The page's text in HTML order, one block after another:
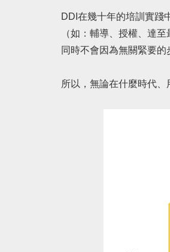
DDI在幾十年的培訓實踐
（如：輔導、授權、達
同時不會因為無關緊要的
所以，無論在什麼時代